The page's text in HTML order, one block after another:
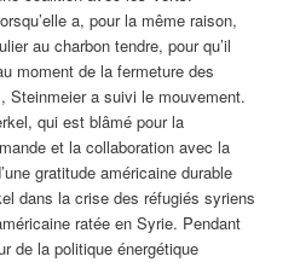
a, pour la même raison,
au charbon tendre, pour qu’il
moment de la fermeture des
Steinmeier a suivi le mouvement.
qui est blâmé pour la
et la collaboration avec la
gratitude américaine durable
dans la crise des réfugiés syriens
ratée en Syrie. Pendant
de la politique énergétique